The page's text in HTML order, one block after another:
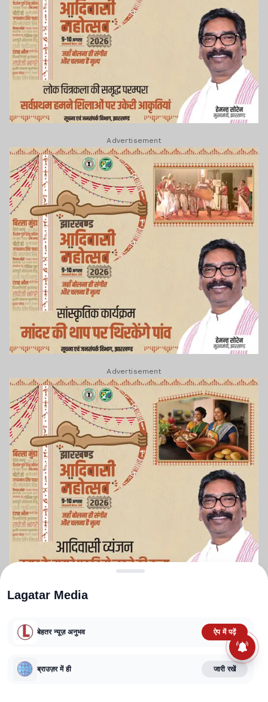
Advertisement
Advertisement
TERMS AND CONDITIONS
CORRECTIONS POLICY
FACT CHECKING POLICY
Lagatar Media Pvt. Ltd.
Lagatar Media
बेहतर न्यूज़ अनुभव ऐप में पढ़ें
ब्राउज़र में ही जारी रखें